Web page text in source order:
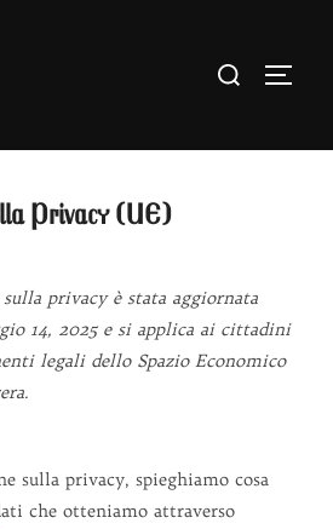
Cerca
Privacy (UE)
privacy è stata aggiornata
14, 2025 e si applica ai cittadini
legali dello Spazio Economico
sulla privacy, spieghiamo cosa
che otteniamo attraverso